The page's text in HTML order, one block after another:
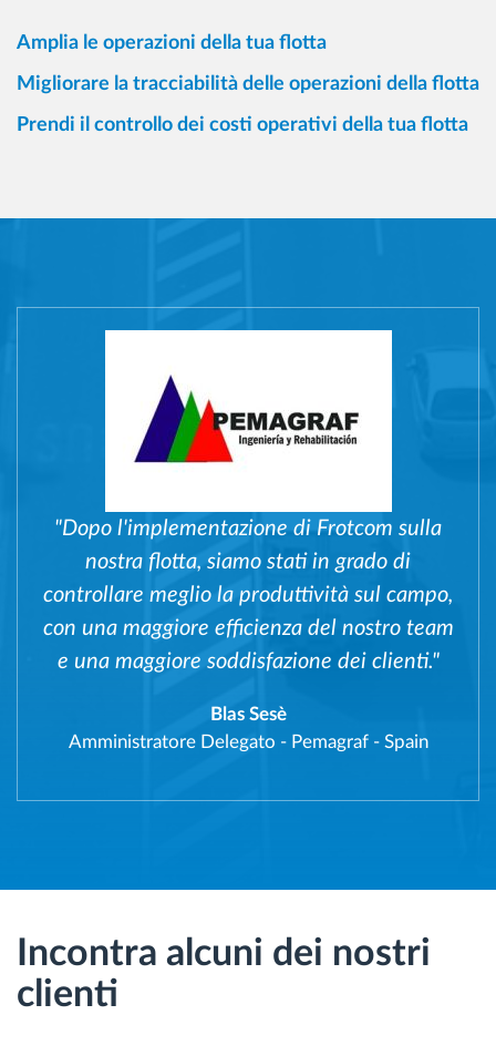
Amplia le operazioni della tua flotta
Migliorare la tracciabilità delle operazioni della flotta
Prendi il controllo dei costi operativi della tua flotta
"Dopo l'implementazione di Frotcom sulla
nostra flotta, siamo stati in grado di
controllare meglio la produttività sul campo,
con una maggiore efficienza del nostro team
e una maggiore soddisfazione dei clienti."
Blas Sesè
Amministratore Delegato - Pemagraf - Spain
Incontra alcuni dei nostri
clienti